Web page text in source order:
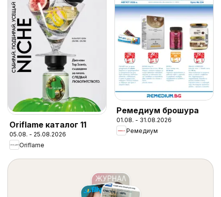
Oriflame каталог 11
05.08. - 25.08.2026
Oriflame
Ремедиум брошура
01.08. - 31.08.2026
Ремедиум